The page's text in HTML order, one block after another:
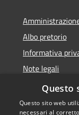
Albo pretorio
Informativa
Note legali
Dichiarazione
Questo
Questo sito web
necessari al